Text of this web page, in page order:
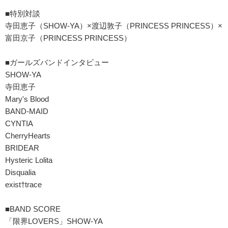
■特別対談
寺田恵子（SHOW-YA）×渡辺敦子（PRINCESS PRINCESS）×
富田京子（PRINCESS PRINCESS）
■ガールズバンドインタビュー
SHOW-YA
寺田恵子
Mary's Blood
BAND-MAID
CYNTIA
CherryHearts
BRIDEAR
Hysteric Lolita
Disqualia
exist†trace
■BAND SCORE
「限界LOVERS」SHOW-YA